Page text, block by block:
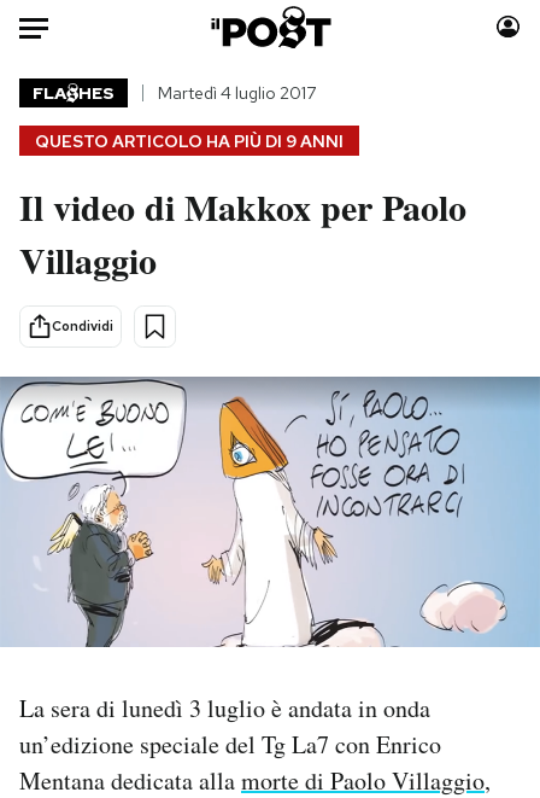
Auto
HOME
Italia
Politica
Tecnologia
Internet
Scienza
Cultura
Economia
Sport
Moda
Media
Europa
Altrecose
Mondiali calcio 2026
PODCAST
I MIEI PREFERITI
QUESTO ARTICOLO HA PIÙ DI 9 ANNI
FLA HES Martedì 4 luglio 2017
Il video di Makkox per Paolo
Villaggio
Condividi
La sera di lunedì 3 luglio è andata in onda
un’edizione speciale del Tg La7 con Enrico
Mentana dedicata allamorte di Paolo Villaggio,